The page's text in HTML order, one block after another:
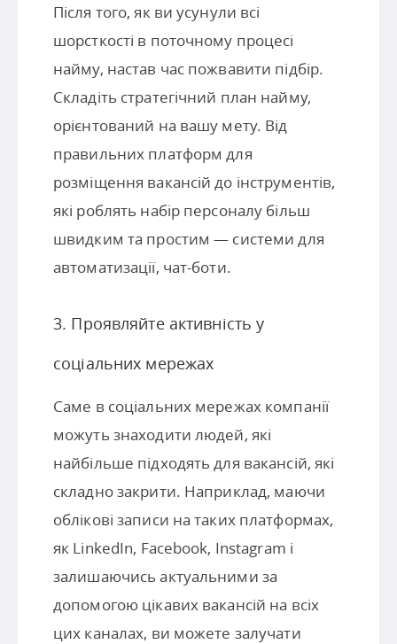
Після того, як ви усунули всі
шорсткості в поточному процесі
найму, настав час пожвавити підбір.
Складіть стратегічний план найму,
орієнтований на вашу мету. Від
правильних платформ для
розміщення вакансій до інструментів,
які роблять набір персоналу більш
швидким та простим — системи для
автоматизації, чат-боти.
3. Проявляйте активність у
соціальних мережах
Саме в соціальних мережах компанії
можуть знаходити людей, які
найбільше підходять для вакансій, які
складно закрити. Наприклад, маючи
облікові записи на таких платформах,
як LinkedIn, Facebook, Instagram і
залишаючись актуальними за
допомогою цікавих вакансій на всіх
цих каналах, ви можете залучати